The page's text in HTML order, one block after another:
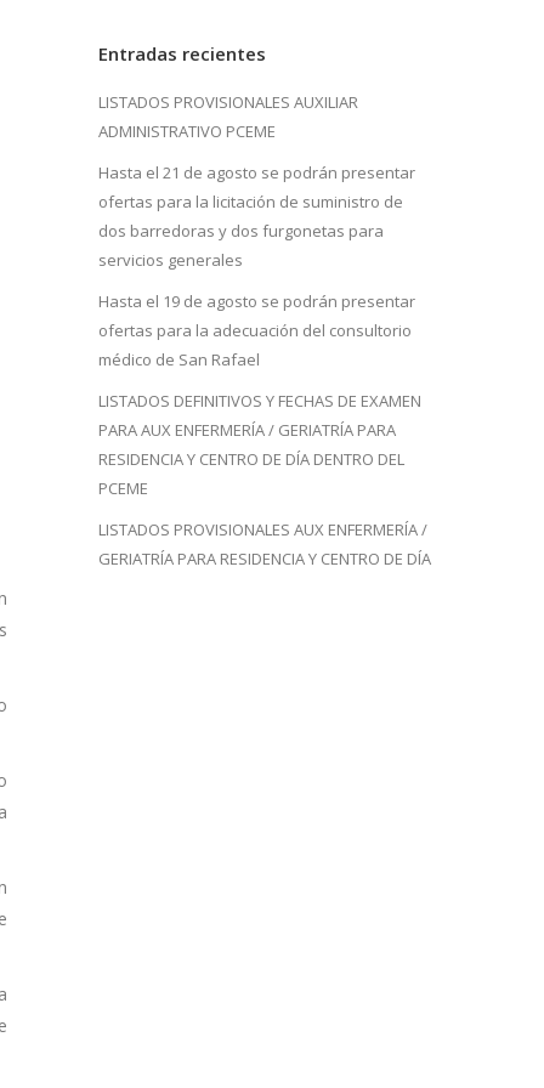
Entradas recientes
LISTADOS PROVISIONALES AUXILIAR
ADMINISTRATIVO PCEME
Hasta el 21 de agosto se podrán presentar
ofertas para la licitación de suministro de
dos barredoras y dos furgonetas para
servicios generales
Hasta el 19 de agosto se podrán presentar
ofertas para la adecuación del consultorio
médico de San Rafael
LISTADOS DEFINITIVOS Y FECHAS DE EXAMEN
PARA AUX ENFERMERÍA / GERIATRÍA PARA
RESIDENCIA Y CENTRO DE DÍA DENTRO DEL
PCEME
LISTADOS PROVISIONALES AUX ENFERMERÍA /
GERIATRÍA PARA RESIDENCIA Y CENTRO DE DÍA